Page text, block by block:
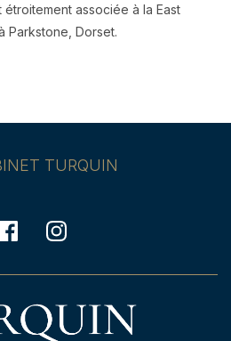
étroitement associée à la East
Parkstone, Dorset.
TURQUIN